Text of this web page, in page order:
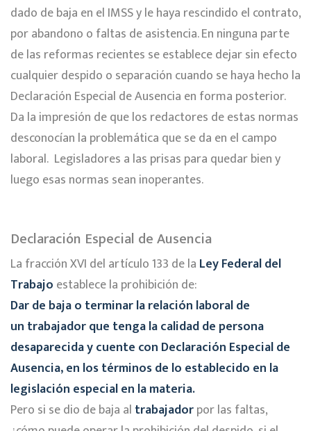
dado de baja en el IMSS y le haya rescindido el contrato,
por abandono o faltas de asistencia. En ninguna parte
de las reformas recientes se establece dejar sin efecto
cualquier despido o separación cuando se haya hecho la
Declaración Especial de Ausencia en forma posterior.
Da la impresión de que los redactores de estas normas
desconocían la problemática que se da en el campo
laboral. Legisladores a las prisas para quedar bien y
luego esas normas sean inoperantes.
Declaración Especial de Ausencia
La fracción XVI del artículo 133 de la Ley Federal del
Trabajo establece la prohibición de:
Dar de baja o terminar la relación laboral de
un trabajadorque tenga la calidad de persona
desaparecida y cuente con Declaración Especial de
Ausencia, en los términos de lo establecido en la
legislación especial en la materia.
Pero si se dio de baja al trabajadorpor las faltas,